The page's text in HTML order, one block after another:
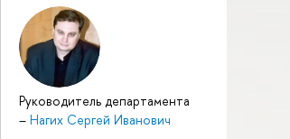
Руководитель департамента
– Нагих Сергей Иванович